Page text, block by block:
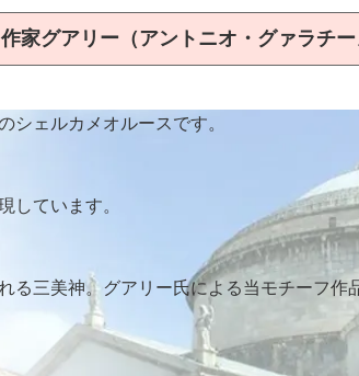
グアリー（アントニオ・グァラチー
シェルカメオルースです。
しています。
る三美神。グアリー氏による当モチーフ作